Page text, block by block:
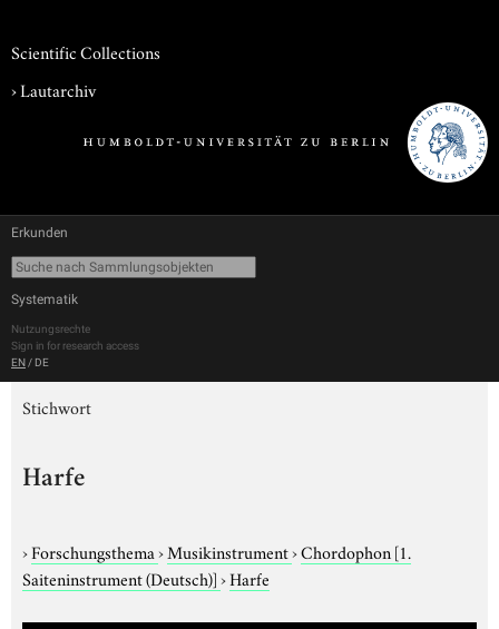
Scientific Collections
›Lautarchiv
Erkunden
Systematik
Nutzungsrechte
Sign in for research access
EN / DE
Stichwort
Harfe
›Forschungsthema›Musikinstrument›Chordophon [1.
Saiteninstrument (Deutsch)]›Harfe